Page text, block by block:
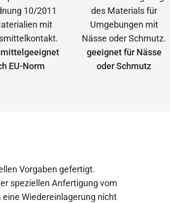
EU-Norm
geeignet für Nässe
oder Schmutz
Vorgaben gefertigt.
speziellen Anfertigung vom
Wiedereinlagerung nicht